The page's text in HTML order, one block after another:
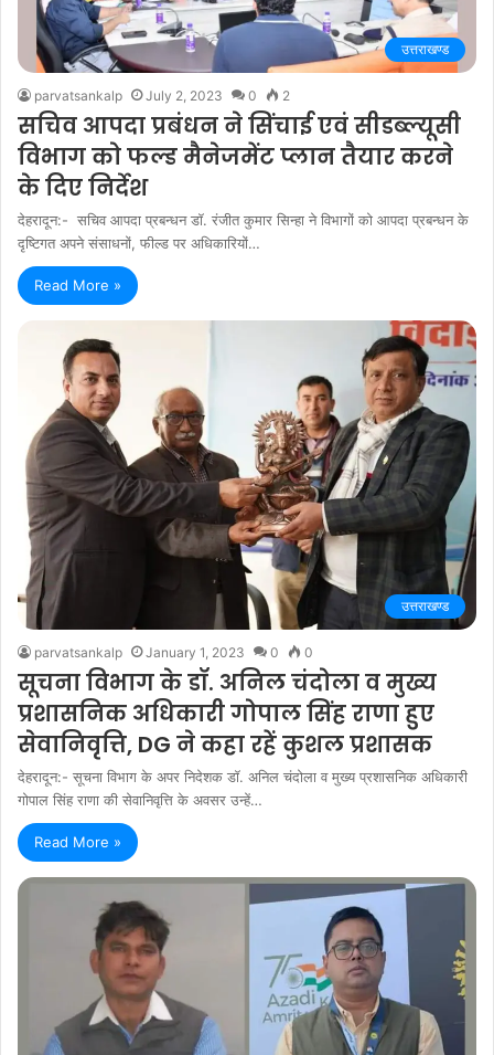
उत्तराखण्ड
parvatsankalp July 2, 2023 0 2
सचिव आपदा प्रबंधन ने सिंचाई एवं सीडब्ल्यूसी
विभाग को फल्ड मैनेजमेंट प्लान तैयार करने
के दिए निर्देश
देहरादून:- सचिव आपदा प्रबन्धन डॉ. रंजीत कुमार सिन्हा ने विभागों को आपदा प्रबन्धन के
दृष्टिगत अपने संसाधनों, फील्ड पर अधिकारियों…
Read More »
उत्तराखण्ड
parvatsankalp January 1, 2023 0 0
सूचना विभाग के डॉ. अनिल चंदोला व मुख्य
प्रशासनिक अधिकारी गोपाल सिंह राणा हुए
सेवानिवृत्ति, DG ने कहा रहें कुशल प्रशासक
देहरादून:- सूचना विभाग के अपर निदेशक डॉ. अनिल चंदोला व मुख्य प्रशासनिक अधिकारी
गोपाल सिंह राणा की सेवानिवृत्ति के अवसर उन्हें…
Read More »